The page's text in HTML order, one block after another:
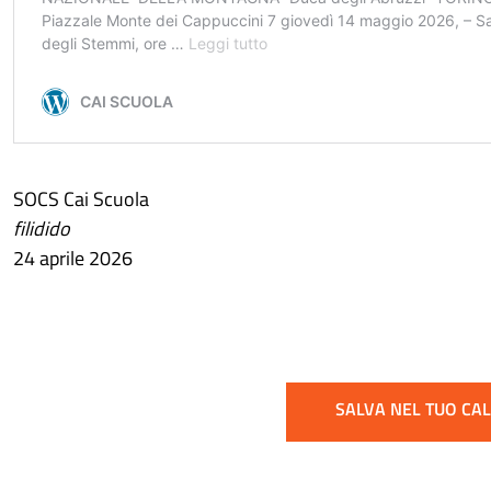
SOCS Cai Scuola
filidido
24 aprile 2026
SALVA NEL TUO